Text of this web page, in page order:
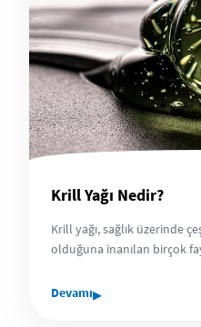
Krill Yağı Nedir?
Krill yağı, sağlık üzerinde
olduğuna inanılan birçok
Devamı▸